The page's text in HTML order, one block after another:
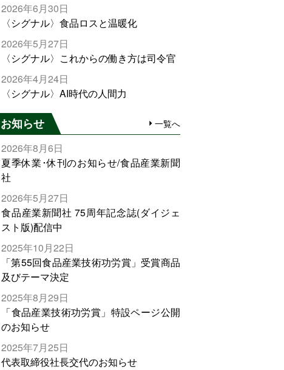
2026年6月30日
〈シグナル〉食品ロスと温暖化
2026年5月27日
〈シグナル〉これからの働き方は司令官
2026年4月24日
〈シグナル〉AI時代の人間力
お知らせ 一覧へ
2026年8月6日
夏季休業･休刊のお知らせ/食品産業新聞
社
2026年5月27日
食品産業新聞社 75周年記念誌(ダイジェ
スト版)配信中
2025年10月22日
「第55回食品産業技術功労賞」受賞商品
及びテーマ決定
2025年8月29日
「食品産業技術功労賞」特設ページ公開
のお知らせ
2025年7月25日
代表取締役社長交代のお知らせ